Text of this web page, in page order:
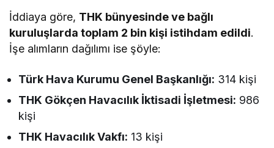
İddiaya göre, THK bünyesinde ve bağlı
kuruluşlarda toplam 2 bin kişi istihdam edildi.
İşe alımların dağılımı ise şöyle:
Türk Hava Kurumu Genel Başkanlığı: 314 kişi
THK Gökçen Havacılık İktisadi İşletmesi: 986
kişi
THK Havacılık Vakfı: 13 kişi